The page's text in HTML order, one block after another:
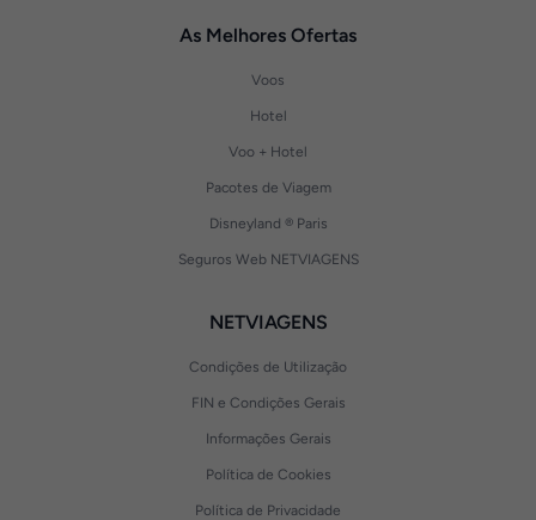
As Melhores Ofertas
Voos
Hotel
Voo + Hotel
Pacotes de Viagem
Disneyland ® Paris
Seguros Web NETVIAGENS
NETVIAGENS
Condições de Utilização
FIN e Condições Gerais
Informações Gerais
Política de Cookies
Política de Privacidade